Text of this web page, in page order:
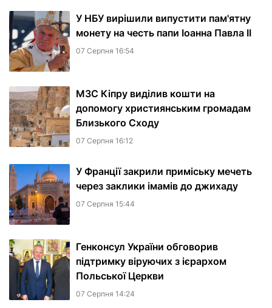
У НБУ вирішили випустити пам'ятну
монету на честь папи Іоанна Павла II
07 Серпня 16:54
МЗС Кіпру виділив кошти на
допомогу християнським громадам
Близького Сходу
07 Серпня 16:12
У Франції закрили приміську мечеть
через заклики імамів до джихаду
07 Серпня 15:44
Генконсул України обговорив
підтримку віруючих з ієрархом
Польської Церкви
07 Серпня 14:24